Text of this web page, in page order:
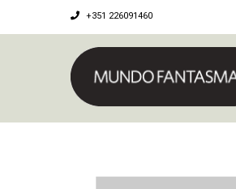
+351 226091460